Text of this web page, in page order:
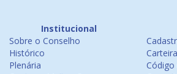
Institucional
Sobre o Conselho
Histórico
Plenária
Código